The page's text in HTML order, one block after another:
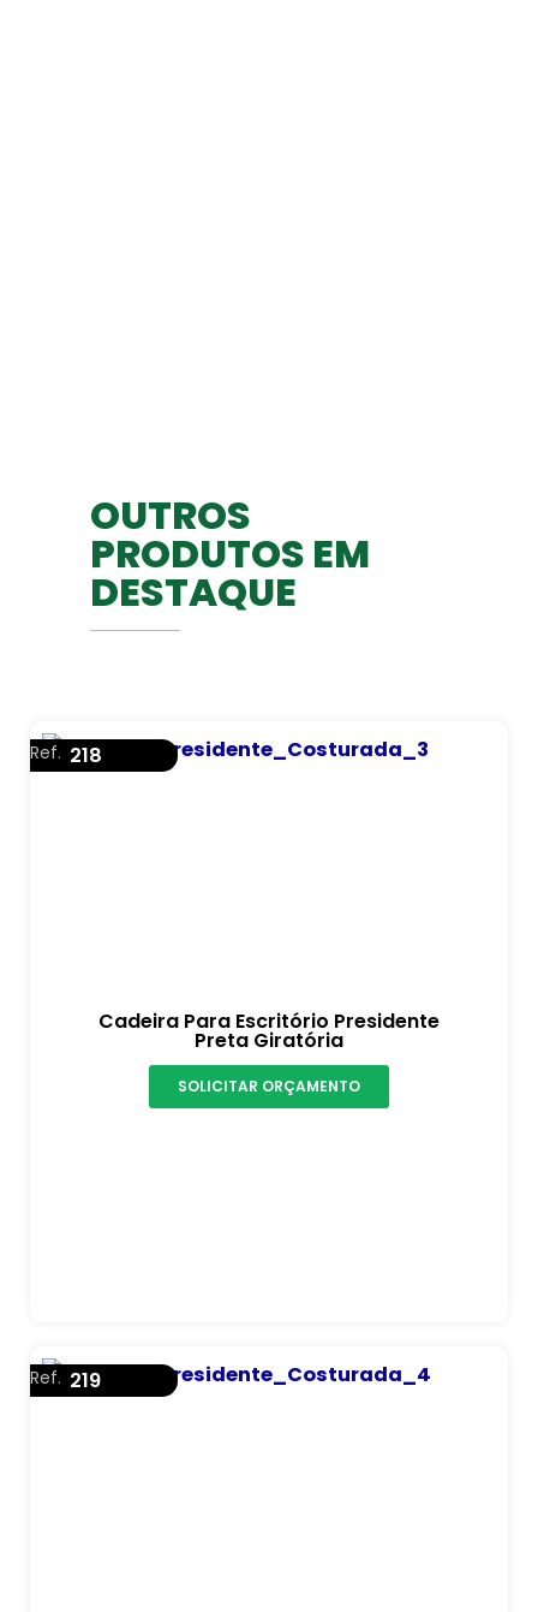
OUTROS
PRODUTOS EM
DESTAQUE
Cadeira Para Escritório Presidente
Preta Giratória
Ref. 218
SOLICITAR ORÇAMENTO
Ref. 219